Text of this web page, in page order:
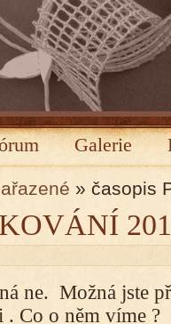
Galerie
» časopis
ne. Možná jste
Co o něm víme